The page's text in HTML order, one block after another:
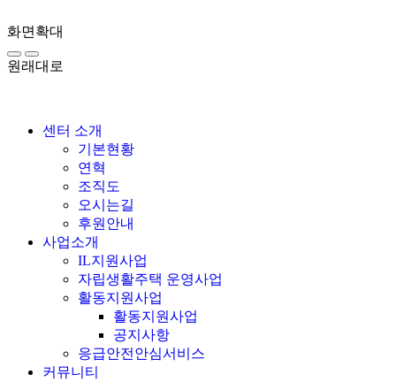
화면확대
원래대로
센터 소개
기본현황
연혁
조직도
오시는길
후원안내
사업소개
IL지원사업
자립생활주택 운영사업
활동지원사업
활동지원사업
공지사항
응급안전안심서비스
커뮤니티